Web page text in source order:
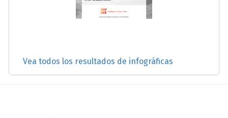
Vea todos los resultados de infográficas